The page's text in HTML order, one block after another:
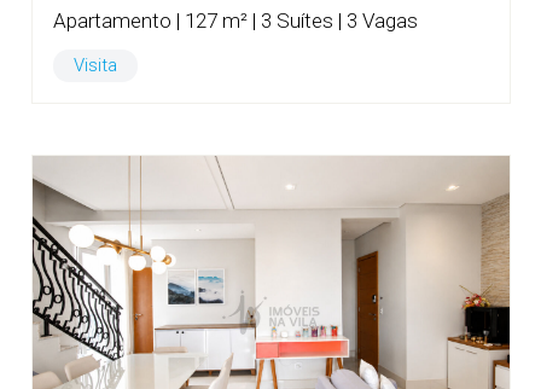
Apartamento | 127 m² | 3 Suítes | 3 Vagas
Visita